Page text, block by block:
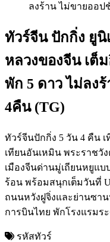
ทัวร์จีน ปักกิ่ง ยูนิ
หลวงของจีน เต็
พัก 5 ดาว ไม่ลง
4คืน (TG)
ทัวร์จีนปักกิ่ง 5 วัน 4 คืน
เทียนอันเหมิน พระราชวั
เมืองจีนด่านมู่เถียนหยูแบ
ร้อน พร้อมสนุกเต็มวันที่
ถนนหวังฝูจิ่งและย่านซา
การบินไทย พักโรงแรมร
รหัสทัวร์